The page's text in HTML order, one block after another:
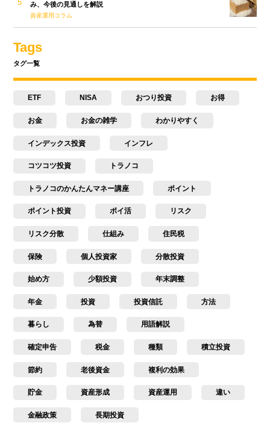
み、今後の見通しを解説
資産運用コラム
Tags
タグ一覧
ETF NISA おつり投資 お得
お金 お金の雑学 わかりやすく
インデックス投資 インフレ
コツコツ投資 トラノコ
トラノコのかんたんマネー講座 ポイント
ポイント投資 ポイ活 リスク
リスク分散 仕組み 住民税
保険 個人投資家 分散投資
始め方 少額投資 年末調整
年金 投資 投資信託 方法
暮らし 為替 用語解説
確定申告 税金 種類 積立投資
節約 老後資金 複利の効果
貯金 資産形成 資産運用 違い
金融政策 長期投資